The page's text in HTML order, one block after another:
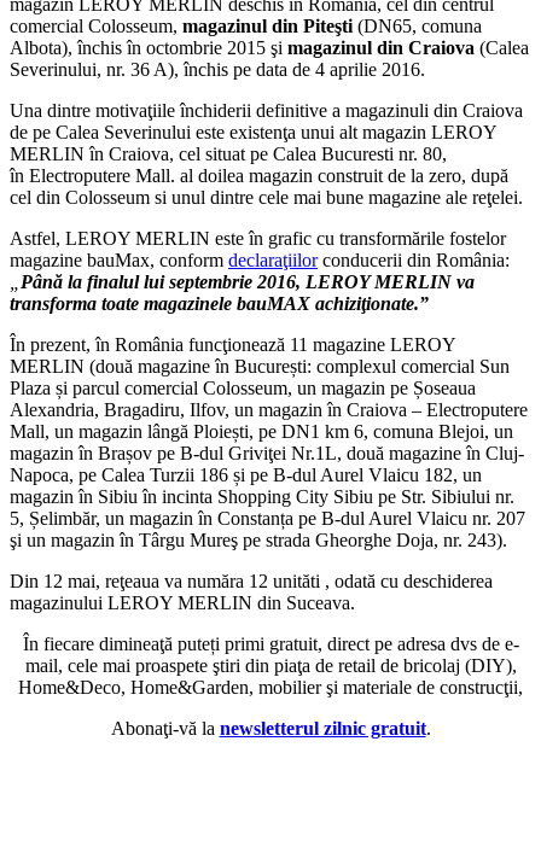
magazin LEROY MERLIN deschis în România, cel din centrul
comercial Colosseum, magazinul din Piteşti (DN65, comuna
Albota), închis în octombrie 2015 şi magazinul din Craiova (Calea
Severinului, nr. 36 A), închis pe data de 4 aprilie 2016.
Una dintre motivaţiile închiderii definitive a magazinuli din Craiova
de pe Calea Severinului este existenţa unui alt magazin LEROY
MERLIN în Craiova, cel situat pe Calea Bucuresti nr. 80,
în Electroputere Mall. al doilea magazin construit de la zero, după
cel din Colosseum si unul dintre cele mai bune magazine ale reţelei.
Astfel, LEROY MERLIN este în grafic cu transformările fostelor
magazine bauMax, conform declaraţiilorconducerii din România:
Până la finalul lui septembrie 2016, LEROY MERLIN va
transforma toate magazinele bauMAX achiziţionate.”
În prezent, în România funcţionează 11 magazine LEROY
MERLIN (două magazine în București: complexul comercial Sun
Plaza și parcul comercial Colosseum, un magazin pe Șoseaua
Alexandria, Bragadiru, Ilfov, un magazin în Craiova – Electroputere
Mall, un magazin lângă Ploiești, pe DN1 km 6, comuna Blejoi, un
magazin în Brașov pe B-dul Griviţei Nr.1L, două magazine în Cluj-
Napoca, pe Calea Turzii 186 și pe B-dul Aurel Vlaicu 182, un
magazin în Sibiu în incinta Shopping City Sibiu pe Str. Sibiului nr.
5, Șelimbăr, un magazin în Constanța pe B-dul Aurel Vlaicu nr. 207
şi un magazin în Târgu Mureş pe strada Gheorghe Doja, nr. 243).
Din 12 mai, reţeaua va număra 12 unităti , odată cu deschiderea
magazinului LEROY MERLIN din Suceava.
În fiecare dimineaţă puteți primi gratuit, direct pe adresa dvs de e-
mail, cele mai proaspete ştiri din piaţa de retail de bricolaj (DIY),
Home&Deco, Home&Garden, mobilier şi materiale de construcţii,
Abonaţi-vă la newsletterul zilnic gratuit.